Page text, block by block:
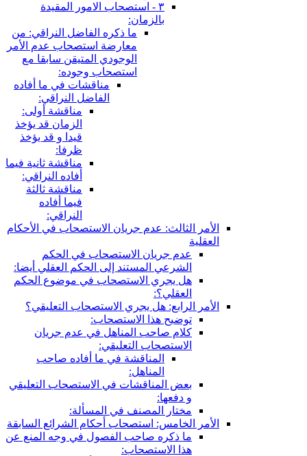
٣ - استصحاب الامور المقيدة
بالزمان:
ما ذكره الفاضل النراقي: من
معارضة استصحاب عدم الأمر
الوجودي المتيقن سابقا مع
استصحاب وجوده:
مناقشات في ما أفاده
الفاضل النراقي:
مناقشة أولى:
الزمان قد يؤخذ
قيدا و قد يؤخذ
ظرفا:
مناقشة ثانية فيما
أفاده النراقي:
مناقشة ثالثة
فيما أفاده
النراقي:
الأمر الثالث: عدم جريان الاستصحاب في الأحكام
العقلية
عدم جريان الاستصحاب في الحكم
الشرعي المستند إلى الحكم العقلي أيضا:
هل يجري الاستصحاب في موضوع الحكم
العقلي؟:
الأمر الرابع: هل يجري الاستصحاب التعليقي؟
توضيح هذا الاستصحاب:
كلام صاحب المناهل في عدم جريان
الاستصحاب التعليقي:
المناقشة في ما أفاده صاحب
المناهل:
بعض المناقشات في الاستصحاب التعليقي
و دفعها:
مختار المصنف في المسألة:
الأمر الخامس: استصحاب أحكام الشرائع السابقة
ما ذكره صاحب الفصول في وجه المنع عن
هذا الاستصحاب: